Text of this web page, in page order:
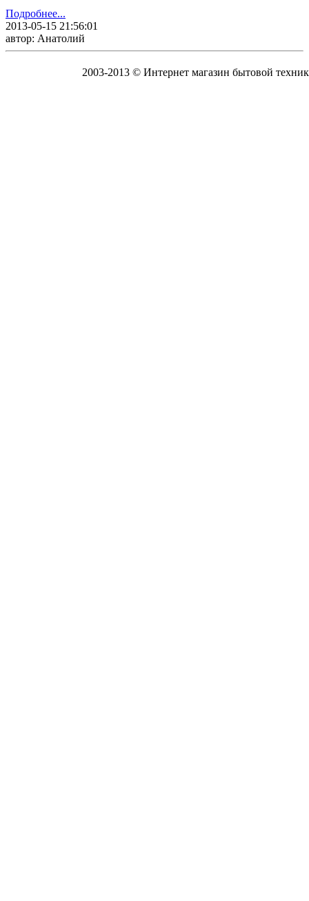
Подробнее...
2013-05-15 21:56:01
автор: Анатолий
2003-2013 © Интернет магазин бытовой